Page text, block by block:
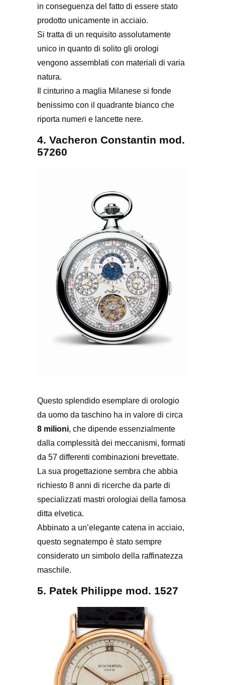
in conseguenza del fatto di essere stato
prodotto unicamente in acciaio.
Si tratta di un requisito assolutamente
unico in quanto di solito gli orologi
vengono assemblati con materiali di varia
natura.
Il cinturino a maglia Milanese si fonde
benissimo con il quadrante bianco che
riporta numeri e lancette nere.
4. Vacheron Constantin mod.
57260
Questo splendido esemplare di orologio
da uomo da taschino ha in valore di circa
8 milioni, che dipende essenzialmente
dalla complessità dei meccanismi, formati
da 57 differenti combinazioni brevettate.
La sua progettazione sembra che abbia
richiesto 8 anni di ricerche da parte di
specializzati mastri orologiai della famosa
ditta elvetica.
Abbinato a un’elegante catena in acciaio,
questo segnatempo è stato sempre
considerato un simbolo della raffinatezza
maschile.
5. Patek Philippe mod. 1527